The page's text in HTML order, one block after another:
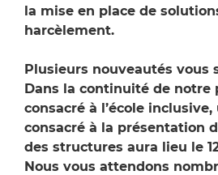
la mise en place de
harcèlement.
Plusieurs nouveautés vous
Dans la continuité de notre
consacré à l’école
consacré à la présentation
des structures aura lieu le
Nous vous attendons